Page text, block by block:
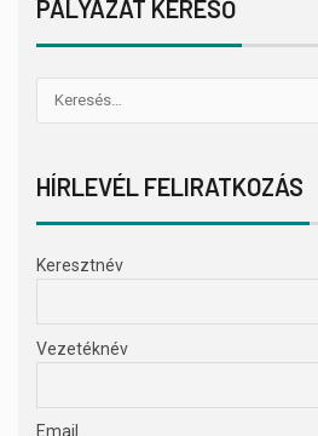
PÁLYÁZAT KERESŐ
HÍRLEVÉL FELIRATKOZÁS
Keresztnév
Vezetéknév
Email